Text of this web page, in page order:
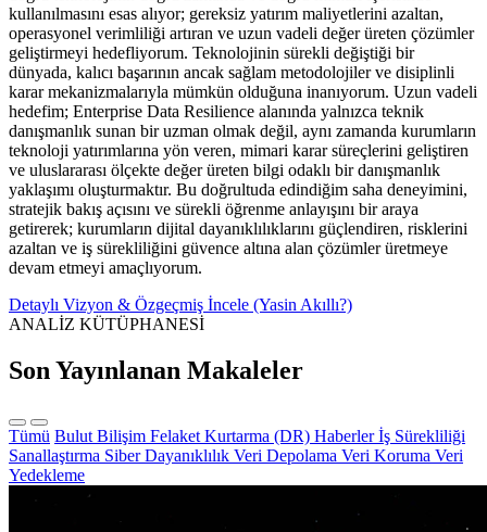
kullanılmasını esas alıyor; gereksiz yatırım maliyetlerini azaltan,
operasyonel verimliliği artıran ve uzun vadeli değer üreten çözümler
geliştirmeyi hedefliyorum. Teknolojinin sürekli değiştiği bir
dünyada, kalıcı başarının ancak sağlam metodolojiler ve disiplinli
karar mekanizmalarıyla mümkün olduğuna inanıyorum. Uzun vadeli
hedefim; Enterprise Data Resilience alanında yalnızca teknik
danışmanlık sunan bir uzman olmak değil, aynı zamanda kurumların
teknoloji yatırımlarına yön veren, mimari karar süreçlerini geliştiren
ve uluslararası ölçekte değer üreten bilgi odaklı bir danışmanlık
yaklaşımı oluşturmaktır. Bu doğrultuda edindiğim saha deneyimini,
stratejik bakış açısını ve sürekli öğrenme anlayışını bir araya
getirerek; kurumların dijital dayanıklılıklarını güçlendiren, risklerini
azaltan ve iş sürekliliğini güvence altına alan çözümler üretmeye
devam etmeyi amaçlıyorum.
Detaylı Vizyon & Özgeçmiş İncele (Yasin Akıllı?)
ANALİZ KÜTÜPHANESİ
Son Yayınlanan Makaleler
Tümü Bulut Bilişim Felaket Kurtarma (DR) Haberlerİş Sürekliliği
Sanallaştırma Siber Dayanıklılık Veri Depolama Veri Koruma Veri
Yedekleme